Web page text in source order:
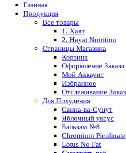
Главная
Продукция
Все товары
1. Хаят
2. Hayat Nutrition
Страницы Магазина
Корзина
Оформление Заказа
Мой Аккаунт
Избранное
Отслеживание
Для Похудения
Санна-ва-Сунут
Яблочный уксус
Бальзам №8
Chromium Picolinate
Lotus No Fat